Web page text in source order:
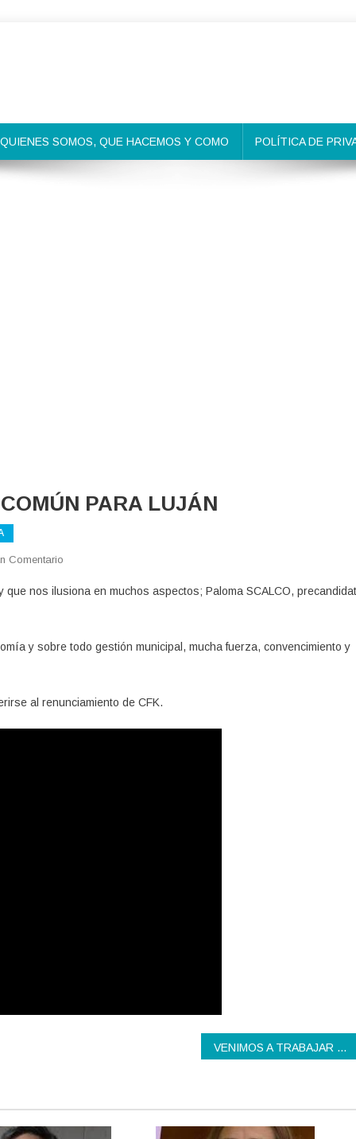
QUIENES SOMOS, QUE HACEMOS Y COMO POLÍTICA DE
PARA LUJÁN
Comentario
Y
PARA
nos ilusiona en muchos aspectos; Paloma SCALCO,
y sobre todo gestión municipal, mucha fuerza, convencimiento y
al renunciamiento de CFK.
VENIMOS A TRABAJAR POR EL VECINO